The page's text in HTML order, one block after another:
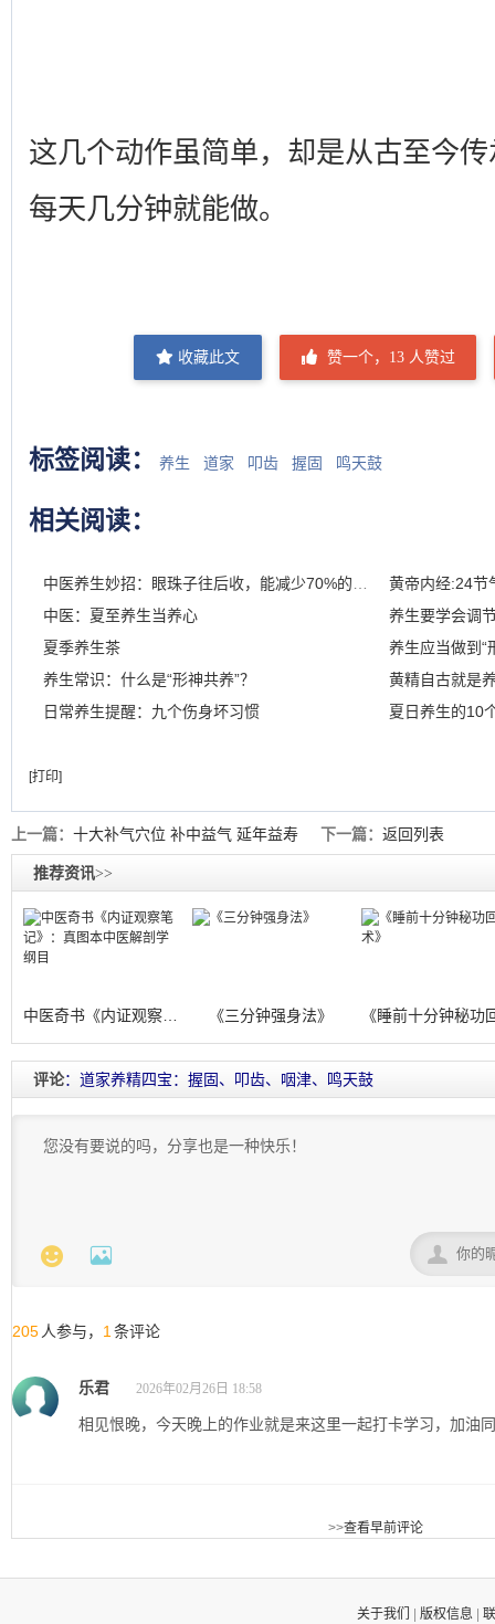
这几个动作虽简单，却是从古至今
每天几分钟就能做。
收藏此文 赞一个， 13 人赞过
标签阅读： 养生 道家 叩齿 握固 鸣天鼓
相关阅读：
黄帝内经:24节
中医：夏至养生当养心
养生要学会调
夏季养生茶
养生应当做到“
养生常识：什么是“形神共养”？
日常养生提醒：九个伤身坏习惯
夏日养生的10
[打印]
上一篇： 十大补气穴位 补中益气 延年益寿 下一篇： 返回列表
推荐资讯>>
《三分钟强身法》
评论：道家养精四宝：握固、叩齿、咽津、鸣天鼓
  
205 人参与， 1 条评论
乐君 2026年02月26日 18:58
相见恨晚，今天晚上的作业就是来这里一起打卡学习，加油
>>查看早前评论
关于我们 版权信息